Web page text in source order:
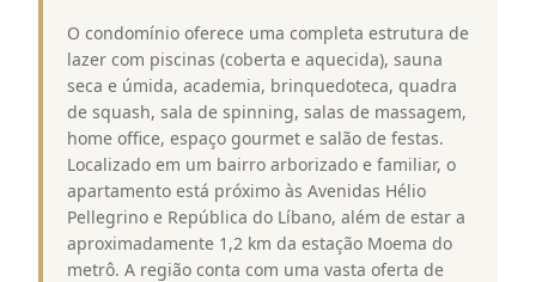
O condomínio oferece uma completa estrutura de
lazer com piscinas (coberta e aquecida), sauna
seca e úmida, academia, brinquedoteca, quadra
de squash, sala de spinning, salas de massagem,
home office, espaço gourmet e salão de festas.
Localizado em um bairro arborizado e familiar, o
apartamento está próximo às Avenidas Hélio
Pellegrino e República do Líbano, além de estar a
aproximadamente 1,2 km da estação Moema do
metrô. A região conta com uma vasta oferta de